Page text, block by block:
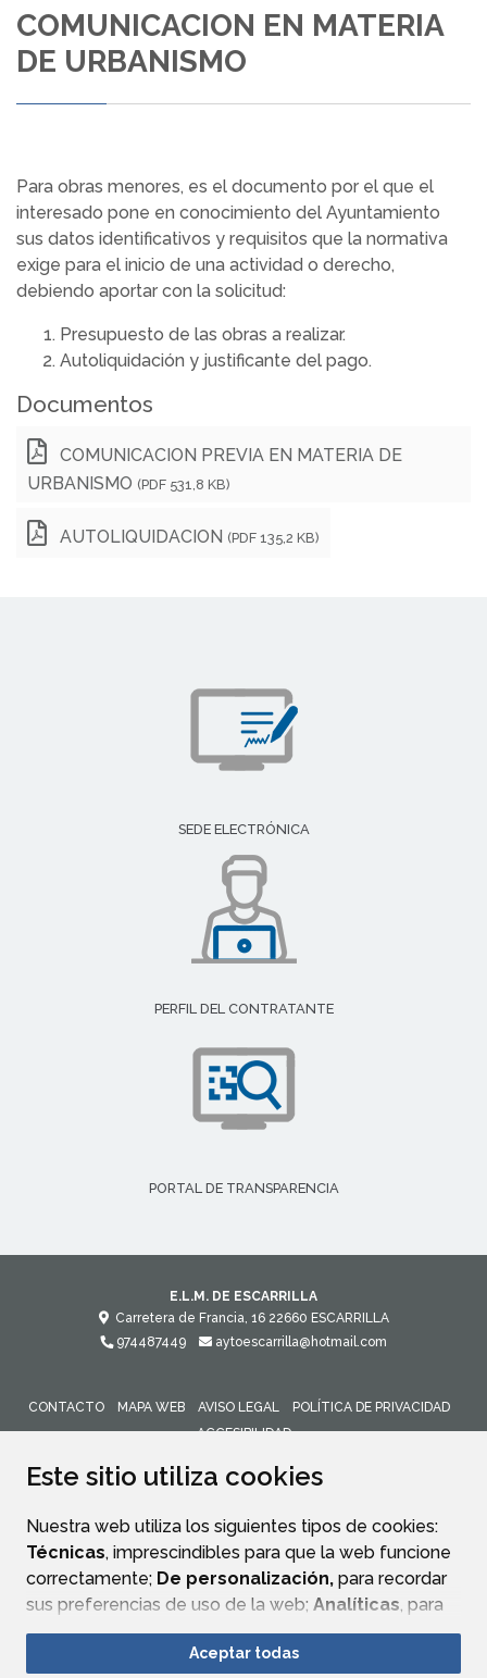
Este sitio utiliza cookies
Nuestra web utiliza los siguientes tipos de cookies:
Técnicas, imprescindibles para que la web funcione
correctamente; De personalización, para recordar
sus preferencias de uso de la web; Analíticas, para
mejorar el funcionamiento de la web y sus servicios.
Aceptar todas
COMUNICACION EN MATERIA
DE URBANISMO
Para obras menores, es el documento por el que el
interesado pone en conocimiento del Ayuntamiento
sus datos identificativos y requisitos que la normativa
exige para el inicio de una actividad o derecho,
debiendo aportar con la solicitud:
Presupuesto de las obras a realizar.
Autoliquidación y justificante del pago.
Documentos
COMUNICACION PREVIA EN MATERIA DE
URBANISMO (PDF 531,8 KB)
AUTOLIQUIDACION (PDF 135,2 KB)
SEDE ELECTRÓNICA
PERFIL DEL CONTRATANTE
PORTAL DE TRANSPARENCIA
E.L.M. DE ESCARRILLA
Carretera de Francia, 16 22660 ESCARRILLA
974487449
aytoescarrilla@hotmail.com
CONTACTO MAPA WEB AVISO LEGAL
POLÍTICA DE PRIVACIDAD
ACCESIBILIDAD